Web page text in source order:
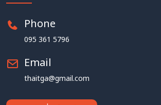
Phone
095 361 5796
Email
thaitga@gmail.com